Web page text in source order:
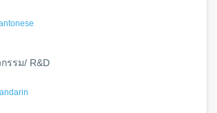
รรม/ R&D